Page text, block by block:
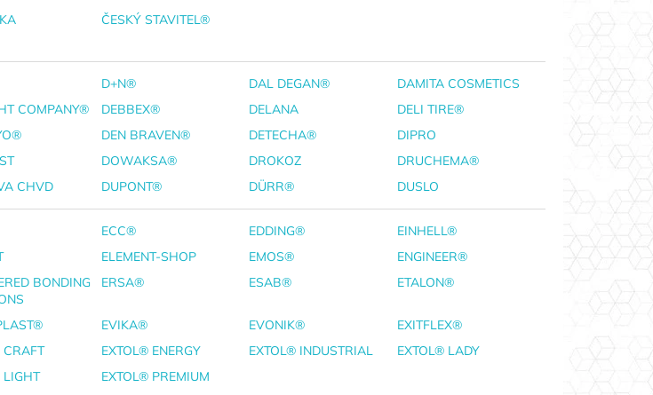
ČESKÝ STAVITEL®
D+N® DAL DEGAN®
DAMITA COSMETICS
COMPANY®
DEBBEX® DELANA
DELI TIRE®
DEN BRAVEN® DETECHA®
DIPRO
DOWAKSA® DROKOZ
DRUCHEMA®
CHVD
DUPONT® DÜRR® DUSLO
ECC® EDDING®
EINHELL®
ELEMENT-SHOP EMOS®
ENGINEER®
BONDING
ERSA® ESAB® ETALON®
EVIKA® EVONIK®
EXITFLEX®
CRAFT
EXTOL® ENERGY EXTOL® INDUSTRIAL
EXTOL® LADY
LIGHT
EXTOL® PREMIUM